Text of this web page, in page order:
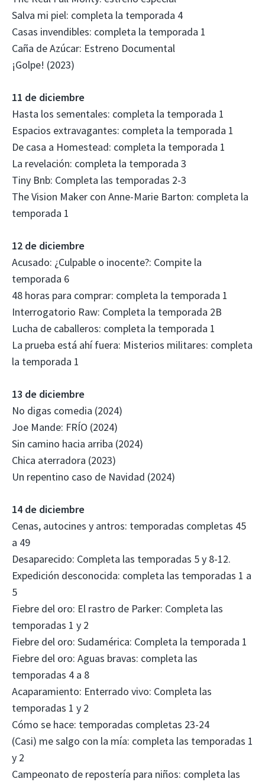
Salva mi piel: completa la temporada 4
Casas invendibles: completa la temporada 1
Caña de Azúcar: Estreno Documental
¡Golpe! (2023)
11 de diciembre
Hasta los sementales: completa la temporada 1
Espacios extravagantes: completa la temporada 1
De casa a Homestead: completa la temporada 1
La revelación: completa la temporada 3
Tiny Bnb: Completa las temporadas 2-3
The Vision Maker con Anne-Marie Barton: completa la
temporada 1
12 de diciembre
Acusado: ¿Culpable o inocente?: Compite la
temporada 6
48 horas para comprar: completa la temporada 1
Interrogatorio Raw: Completa la temporada 2B
Lucha de caballeros: completa la temporada 1
La prueba está ahí fuera: Misterios militares: completa
la temporada 1
13 de diciembre
No digas comedia (2024)
Joe Mande: FRÍO (2024)
Sin camino hacia arriba (2024)
Chica aterradora (2023)
Un repentino caso de Navidad (2024)
14 de diciembre
Cenas, autocines y antros: temporadas completas 45
a 49
Desaparecido: Completa las temporadas 5 y 8-12.
Expedición desconocida: completa las temporadas 1 a
5
Fiebre del oro: El rastro de Parker: Completa las
temporadas 1 y 2
Fiebre del oro: Sudamérica: Completa la temporada 1
Fiebre del oro: Aguas bravas: completa las
temporadas 4 a 8
Acaparamiento: Enterrado vivo: Completa las
temporadas 1 y 2
Cómo se hace: temporadas completas 23-24
(Casi) me salgo con la mía: completa las temporadas 1
y 2
Campeonato de repostería para niños: completa las